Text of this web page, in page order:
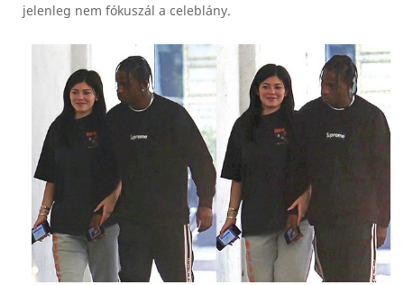
jelenleg nem fókuszál a celeblány.